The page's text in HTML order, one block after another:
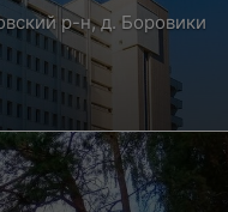
р-н, д. Боровики